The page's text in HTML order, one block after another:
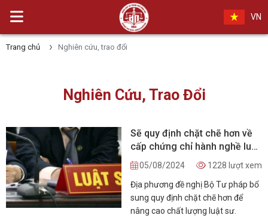
VN
Trang chủ Nghiên cứu, trao đổi
Nghiên Cứu, Trao Đổi
Sẽ quy định chặt chẽ hơn về
cấp chứng chỉ hành nghề luật
sư05/08/2024
1228 lượt xem
Địa phương đề nghị Bộ Tư pháp bổ
sung quy định chặt chẽ hơn để
nâng cao chất lượng luật sư.